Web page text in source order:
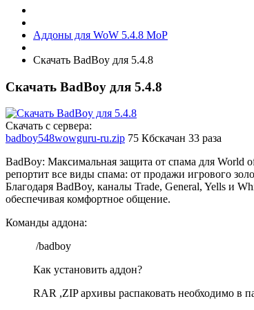
Аддоны для WoW 5.4.8 MoP
Скачать BadBoy для 5.4.8
Скачать BadBoy для 5.4.8
Скачать с сервера:
badboy548wowguru-ru.zip 75 Кбскачан 33 раза
BadBoy: Максимальная защита от спама для World
репортит все виды спама: от продажи игрового
Благодаря BadBoy, каналы Trade, General, Yells и
обеспечивая комфортное общение.
Команды аддона:
/badboy
Как установить аддон?
RAR ,ZIP архивы распаковать необходимо в